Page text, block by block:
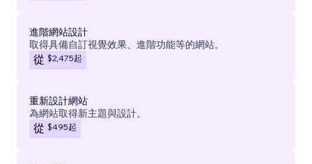
進階網站設計
取得具備自訂視覺效果、進階功能等的網站。
從 $2,475起
重新設計網站
為網站取得新主題與設計。
從 $495起